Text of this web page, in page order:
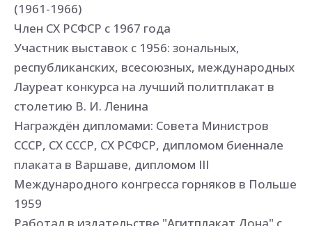
(1961-1966)
Член СХ РСФСР с 1967 года
Участник выставок с 1956: зональных,
республиканских, всесоюзных, международных
Лауреат конкурса на лучший политплакат в
столетию В. И. Ленина
Награждён дипломами: Совета Министров
СССР, СХ СССР, СХ РСФСР, дипломом биеннале
плаката в Варшаве, дипломом III
Международного конгресса горняков в Польше
1959